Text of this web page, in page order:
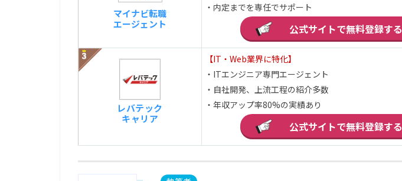
マイナビ転職
エージェント
・内定までを専任でサポート
公式サイトで無料登録する
レバテック
キャリア
【IT・Web業界に特化】
・ITエンジニア専門エージェント
・自社開発、上流工程の紹介多数
・年収アップ率80%の実績あり
公式サイトで無料登録する